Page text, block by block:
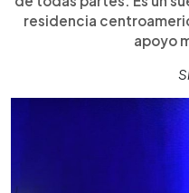
residencia
apoyo